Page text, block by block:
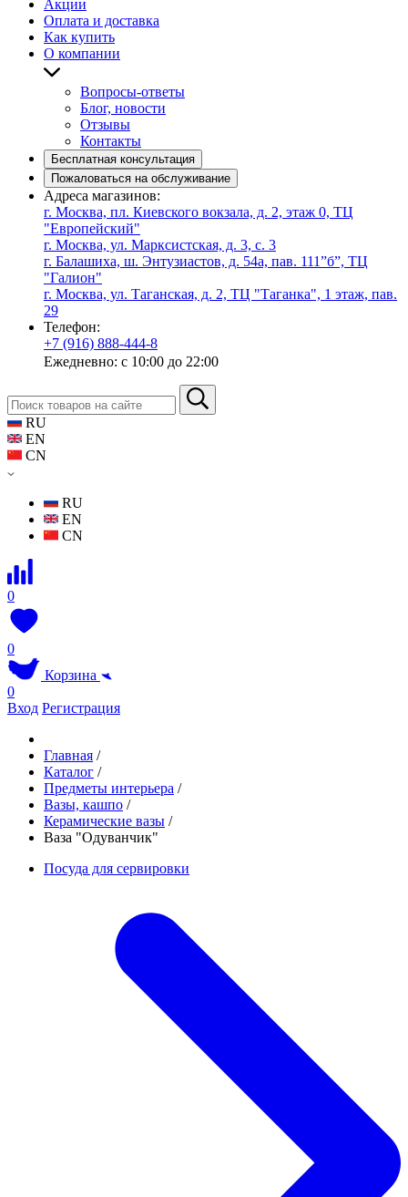
Акции
Оплата и доставка
Как купить
О компании
Вопросы-ответы
Блог, новости
Отзывы
Контакты
Бесплатная консультация
Пожаловаться на обслуживание
Адреса магазинов:
г. Москва, пл. Киевского вокзала, д. 2, этаж 0, ТЦ
"Европейский"
г. Москва, ул. Марксистская, д. 3, с. 3
г. Балашиха, ш. Энтузиастов, д. 54а, пав. 111”б”, ТЦ
"Галион"
г. Москва, ул. Таганская, д. 2, ТЦ "Таганка", 1 этаж, пав.
29
Телефон:
+7 (916) 888-444-8
Ежедневно: с 10:00 до 22:00
RU
EN
CN
RU
EN
CN
0
0
Корзина
0
Вход Регистрация
Главная /
Каталог /
Предметы интерьера /
Вазы, кашпо /
Керамические вазы /
Ваза "Одуванчик"
Посуда для сервировки